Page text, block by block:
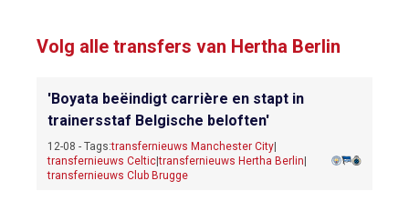
Volg alle transfers van Hertha Berlin
'Boyata beëindigt carrière en stapt in
trainersstaf Belgische beloften'
12-08 - Tags:transfernieuws Manchester City|
transfernieuws Celtic|transfernieuws Hertha Berlin|
transfernieuws Club Brugge